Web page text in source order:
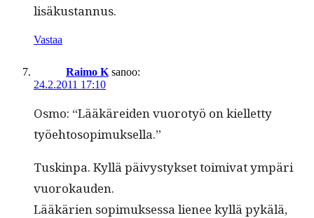
lisäkustannus.
Vastaa
Raimo K sanoo:
24.2.2011 17:10
Osmo: “Lääkärei­den vuorotyö on kiel­let­ty
työehtosopimuksella.”
Tuskin­pa. Kyl­lä päivystyk­set toimi­vat ympäri
vuorokauden.
Lääkärien sopimuk­ses­sa lie­nee kyl­lä pykälä,